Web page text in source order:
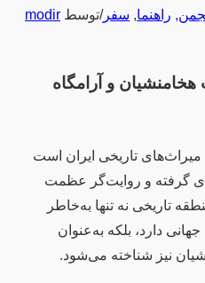
, راهنما, سفر/توسط modir
هخامنشیان و آرامگاه
میراث‌های تاریخی ایران است
گرفته و روایت‌گر عظمت
تاریخی نه تنها به‌خاطر
دارد، بلکه به‌عنوان
نیز شناخته می‌شود.